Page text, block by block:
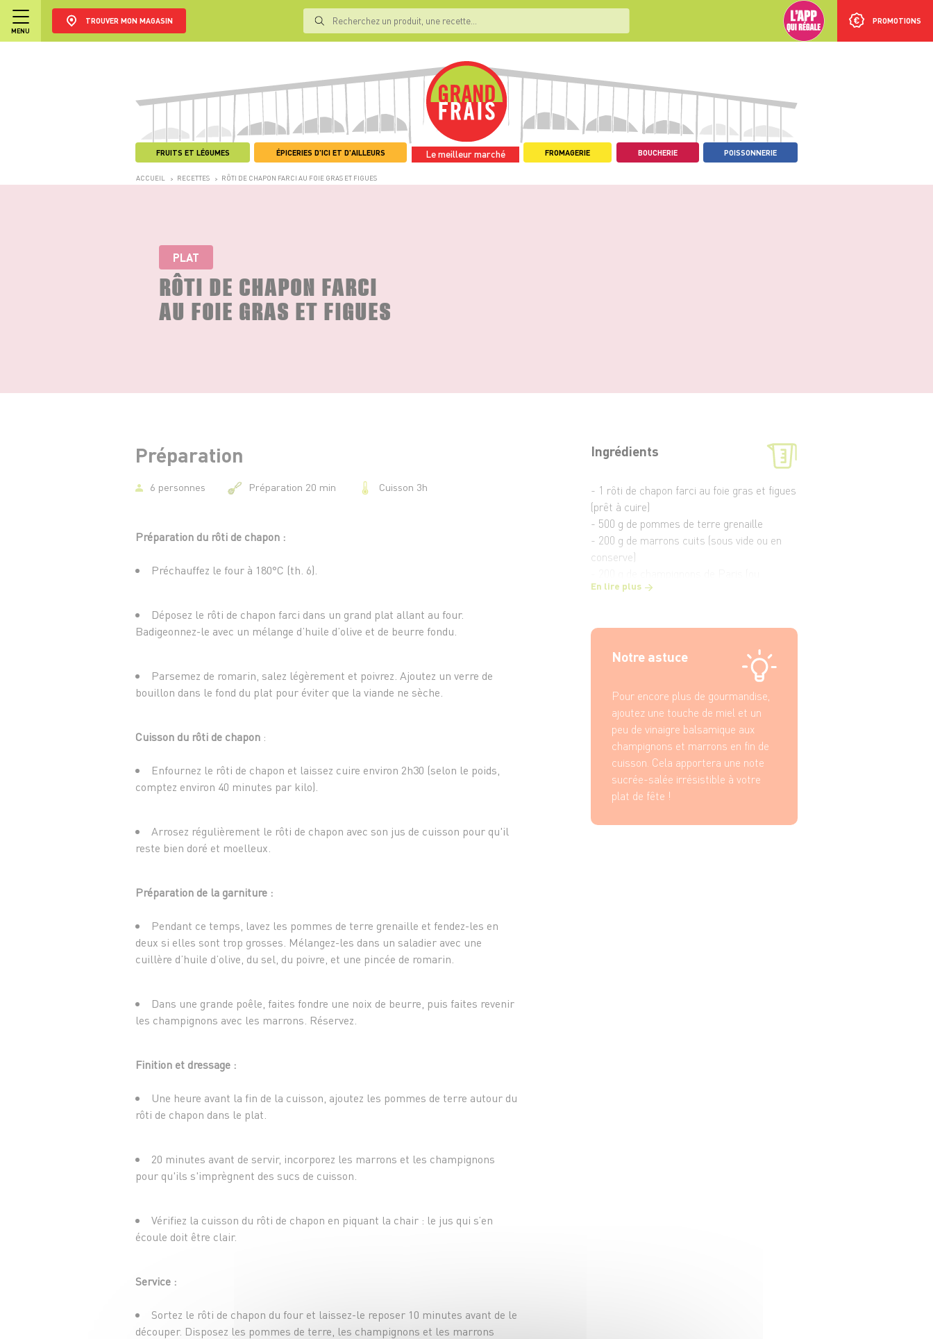
MENU
TROUVER MON MAGASIN PROMOTIONS
FRUITS ET LÉGUMES ÉPICERIES D'ICI ET D'AILLEURS Le meilleur marché FROMAGERIE BOUCHERIE POISSONNERIE
ACCUEIL > RECETTES > RÔTI DE CHAPON FARCI AU FOIE GRAS ET FIGUES
PLAT
RÔTI DE CHAPON FARCI
AU FOIE GRAS ET FIGUES
Ingrédients
- 1 rôti de chapon farci au foie gras et figues
(prêt à cuire)
- 500 g de pommes de terre grenaille
- 200 g de marrons cuits (sous vide ou en
conserve)
mélange forestier)
- 1 verre de bouillon de volaille (environ 200
- Sel et poivre
En lire plus
Notre astuce
Pour encore plus de gourmandise,
ajoutez une touche de miel et un
peu de vinaigre balsamique aux
champignons et marrons en fin de
cuisson. Cela apportera une note
sucrée-salée irrésistible à votre
plat de fête !
Préparation
6 personnes Préparation 20 min Cuisson 3h
Préparation du rôti de chapon :
Préchauffez le four à 180°C (th. 6).
Déposez le rôti de chapon farci dans un grand plat allant au four.
Badigeonnez-le avec un mélange d’huile d’olive et de beurre fondu.
Parsemez de romarin, salez légèrement et poivrez. Ajoutez un verre de
bouillon dans le fond du plat pour éviter que la viande ne sèche.
Cuisson du rôti de chapon :
Enfournez le rôti de chapon et laissez cuire environ 2h30 (selon le poids,
comptez environ 40 minutes par kilo).
Arrosez régulièrement le rôti de chapon avec son jus de cuisson pour qu'il
reste bien doré et moelleux.
Préparation de la garniture :
Pendant ce temps, lavez les pommes de terre grenaille et fendez-les en
deux si elles sont trop grosses. Mélangez-les dans un saladier avec une
cuillère d’huile d’olive, du sel, du poivre, et une pincée de romarin.
Dans une grande poêle, faites fondre une noix de beurre, puis faites revenir
les champignons avec les marrons. Réservez.
Finition et dressage :
Une heure avant la fin de la cuisson, ajoutez les pommes de terre autour du
rôti de chapon dans le plat.
20 minutes avant de servir, incorporez les marrons et les champignons
pour qu'ils s'imprègnent des sucs de cuisson.
Vérifiez la cuisson du rôti de chapon en piquant la chair : le jus qui s’en
écoule doit être clair.
Service :
Sortez le rôti de chapon du four et laissez-le reposer 10 minutes avant de le
découper. Disposez les pommes de terre, les champignons et les marrons